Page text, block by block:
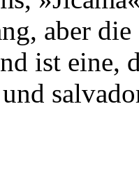
aber
ist eine,